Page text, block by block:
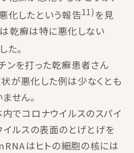
化したという報告11)を見
乾癬は特に悪化しない
た。
ンを打った乾癬患者さん
が悪化した例は少なくとも
せん。
でコロナウイルスのスパイ
イルスの表面のとげとげを
はヒトの細胞の核には